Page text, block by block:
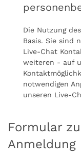
Die Nutzung
Basis. Sie sind
Live-Chat
weiteren - auf
notwendigen
unseren Live-
Formular
Anmeldung